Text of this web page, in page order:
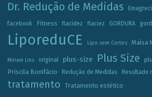
Dr. Redução de Medidas
facebook Fitness flacidez flaciez GORDURA
LiporeduCE Lipo sem Cortes Maísa
Miriam Lins original plus-size Plus Size
Priscila Bonifácio
Redução de Medidas Resultado
tratamento Tratamento estético